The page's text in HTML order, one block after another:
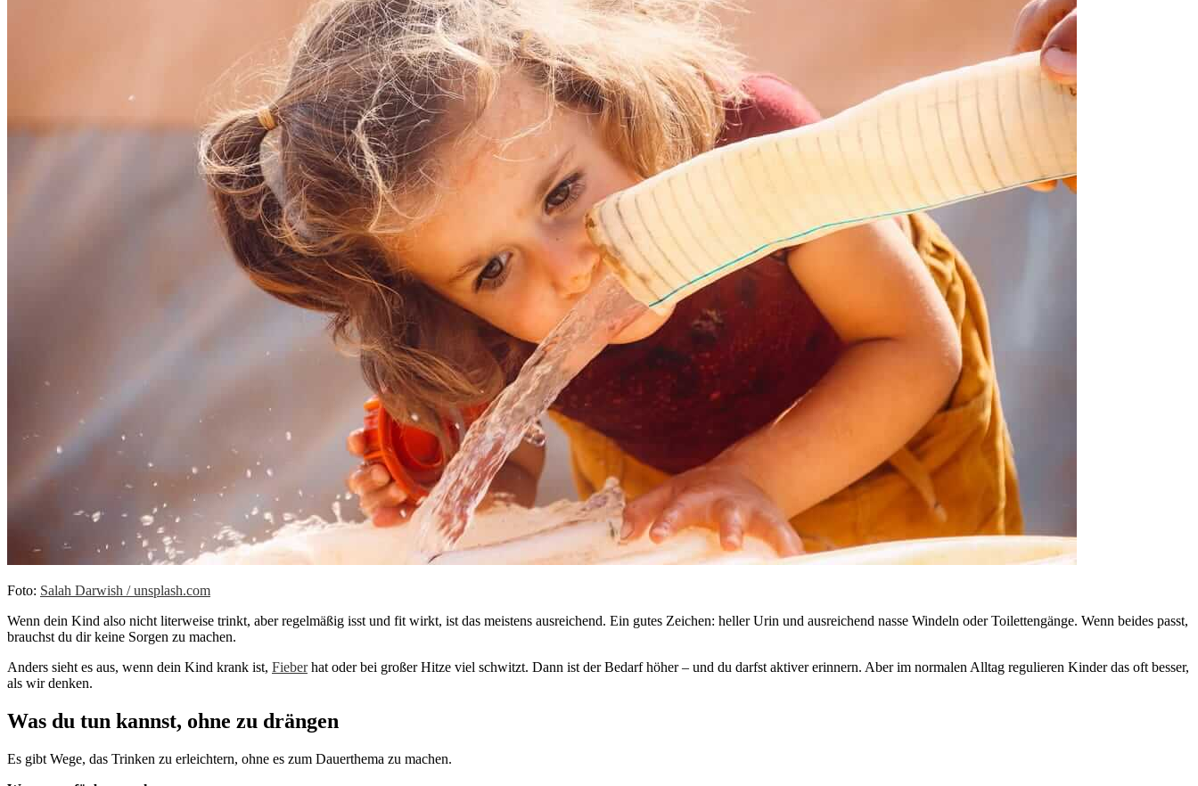
Foto: ‪ Salah Darwish / unsplash.com
Wenn dein Kind also nicht literweise trinkt, aber regelmäßig isst und fit wirkt, ist das meistens ausreichend. Ein gutes Zeichen: heller Urin und ausreichend nasse Windeln oder Toilettengänge. Wenn beides passt,
brauchst du dir keine Sorgen zu machen.
Anders sieht es aus, wenn dein Kind krank ist, Fieberhat oder bei großer Hitze viel schwitzt. Dann ist der Bedarf höher – und du darfst aktiver erinnern. Aber im normalen Alltag regulieren Kinder das oft besser,
als wir denken.
Was du tun kannst, ohne zu drängen
Es gibt Wege, das Trinken zu erleichtern, ohne es zum Dauerthema zu machen.